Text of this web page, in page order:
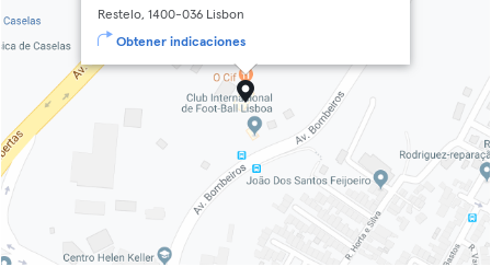
Restelo, 1400-036 Lisbon
Obtener indicaciones